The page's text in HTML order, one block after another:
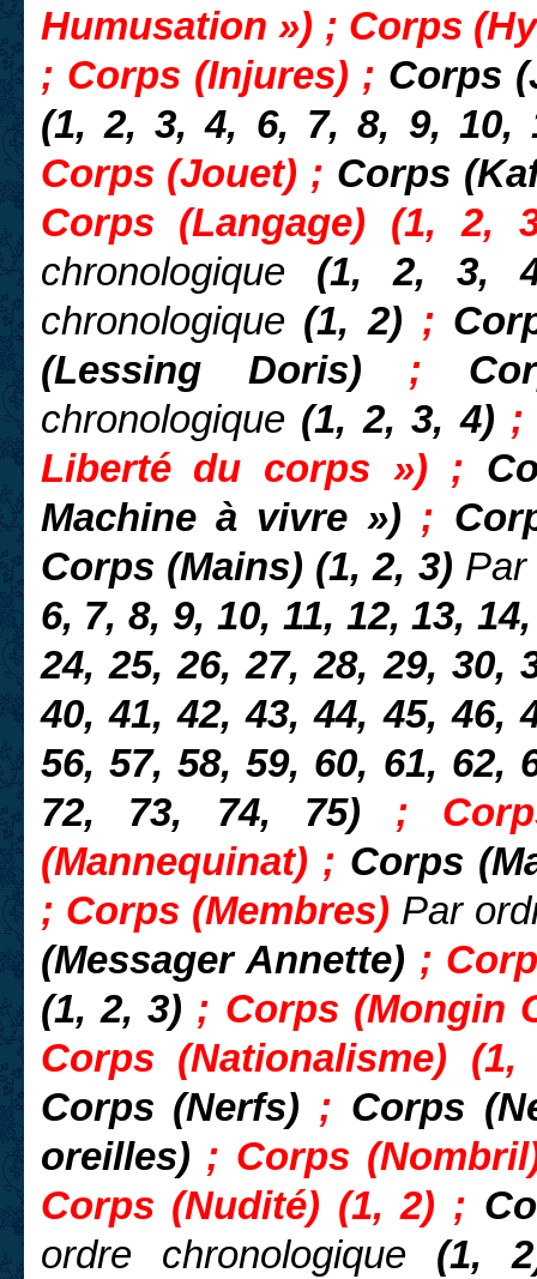
Humusation ») ; Corps
; Corps (Injures) ; Corps
(1, 2, 3, 4, 6, 7, 8, 9, 10,
Corps (Jouet) ; Corps
Corps (Langage) (1,
chronologique(1, 2, 3,
chronologique(1, 2) ;
(Lessing Doris) ;
chronologique(1, 2, 3, 4) ;
Liberté du corps ») ;
Machine à vivre ») ;
Corps (Mains) (1, 2, 3) Par
6, 7, 8, 9, 10, 11, 12, 13,
24, 25, 26, 27, 28, 29, 30,
40, 41, 42, 43, 44, 45, 46,
56, 57, 58, 59, 60, 61, 62,
72, 73, 74, 75) ;
(Mannequinat) ; Corps
; Corps (Membres) Par
(Messager Annette) ;
(1, 2, 3) ; Corps (Mongin
Corps (Nationalisme)
Corps (Nerfs) ; Corps
oreilles) ; Corps
Corps (Nudité) (1, 2) ;
ordre chronologique(1,